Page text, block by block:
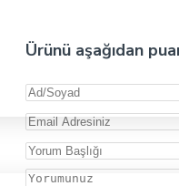
Ürünü aşağıdan